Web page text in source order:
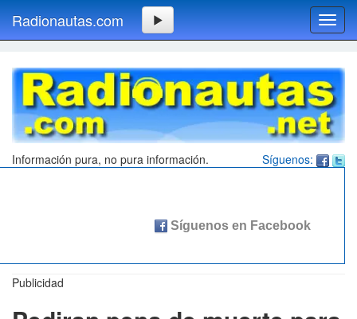
Radionautas.com
Síguenos:
Información pura, no pura información.
Publicidad